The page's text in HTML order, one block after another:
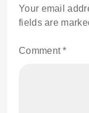
Your email
fields are
Comment*